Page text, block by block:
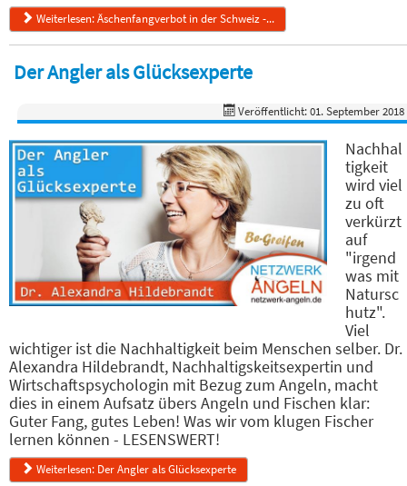
Weiterlesen: Äschenfangverbot in der Schweiz -...
Der Angler als Glücksexperte
Veröffentlicht: 01. September 2018
Nachhal
tigkeit
wird viel
zu oft
verkürzt
auf
"irgend
was mit
Natursc
hutz".
Viel
wichtiger ist die Nachhaltigkeit beim Menschen selber. Dr.
Alexandra Hildebrandt, Nachhaltigskeitsexpertin und
Wirtschaftspsychologin mit Bezug zum Angeln, macht
dies in einem Aufsatz übers Angeln und Fischen klar:
Guter Fang, gutes Leben! Was wir vom klugen Fischer
lernen können - LESENSWERT!
Weiterlesen: Der Angler als Glücksexperte